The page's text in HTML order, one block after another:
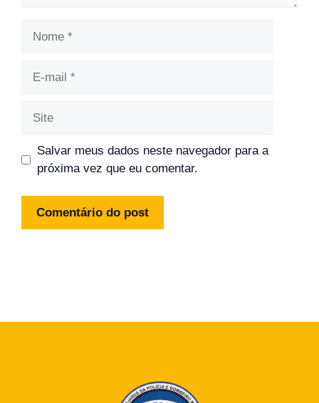
Salvar meus dados neste navegador para a
próxima vez que eu comentar.